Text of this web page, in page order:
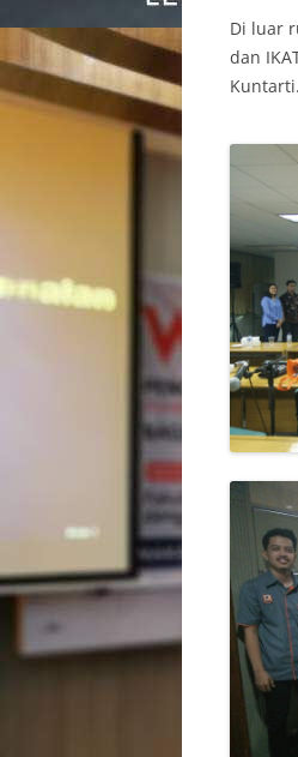
Di luar
dan
Kuntarti.